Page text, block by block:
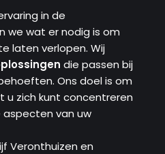
in de
we wat er nodig is om
laten verlopen. Wij
die passen bij
Ons doel is om
u zich kunt concentreren
aspecten van uw
Veronthuizen en